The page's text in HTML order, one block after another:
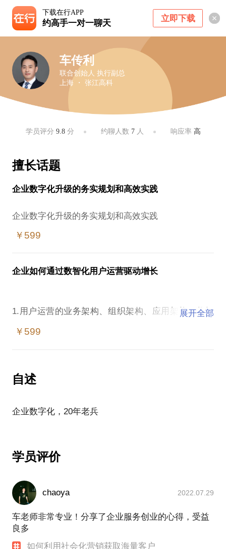
下载在行APP
约高手一对一聊天 立即下载
车传利
联合创始人 执行副总
上海 ・ 张江高科
学员评分 9.8分 约聊人数 7人 响应率 高
擅长话题
企业数字化升级的务实规划和高效实践
￥599
企业如何通过数智化用户运营驱动增长
1.用户运营的业务架构、组织架构、应用架构、数据
2. 数智运营驱动增长成功案例分析
展开全部
￥599
自述
企业数字化，20年老兵
学员评价
chaoya 2022.07.29
车老师非常专业！分享了企业服务创业的心得，受益
良多
如何利用社会化营销获取海量客户